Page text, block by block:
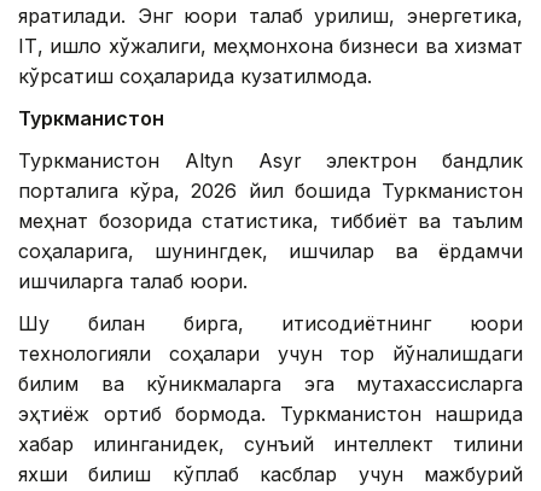
яратилади. Энг юқори талаб қурилиш, энергетика,
IТ, қишлоқ хўжалиги, меҳмонхона бизнеси ва хизмат
кўрсатиш соҳаларида кузатилмоқда.
Туркманистон
Туркманистон Altyn Asyr электрон бандлик
порталига кўра, 2026 йил бошида Туркманистон
меҳнат бозорида статистика, тиббиёт ва таълим
соҳаларига, шунингдек, ишчилар ва ёрдамчи
ишчиларга талаб юқори.
Шу билан бирга, иқтисодиётнинг юқори
технологияли соҳалари учун тор йўналишдаги
билим ва кўникмаларга эга мутахассисларга
эҳтиёж ортиб бормоқда. Туркманистон нашрида
хабар қилинганидек, сунъий интеллект тилини
яхши билиш кўплаб касблар учун мажбурий